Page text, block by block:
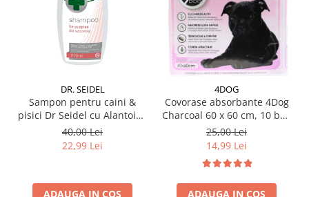
DR. SEIDEL
Sampon pentru caini &
pisici Dr Seidel cu Alantoina
220 ml
40,00 Lei
22,99 Lei
ADAUGA IN COS
4DOG
Covorase absorbante 4Dog
Charcoal 60 x 60 cm, 10 buc
/ pachet
25,00 Lei
14,99 Lei
ADAUGA IN COS